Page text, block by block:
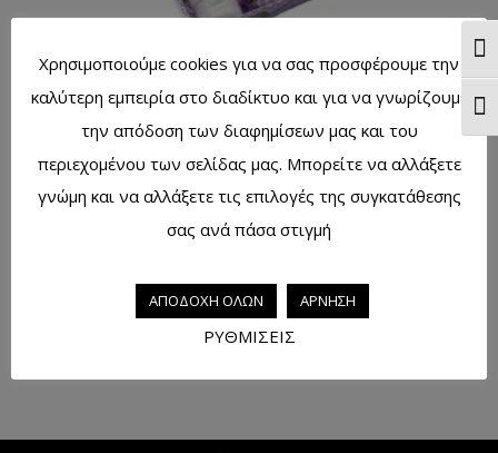
Πακέτο λεβάντας μεγάλο No113
Πακέτο λεβάντας μεγάλο No112
Πακέτο λεβάντας μεγάλο No57
Χρησιμοποιούμε cookies για να σας προσφέρουμε την
καλύτερη εμπειρία στο διαδίκτυο και για να γνωρίζουμε
την απόδοση των διαφημίσεων μας και του
περιεχομένου των σελίδας μας. Μπορείτε να αλλάξετε
γνώμη και να αλλάξετε τις επιλογές της συγκατάθεσης
σας ανά πάσα στιγμή
ΑΠΟΔΟΧΗ ΟΛΩΝ ΑΡΝΗΣΗ
ΡΥΘΜΙΣΕΙΣ